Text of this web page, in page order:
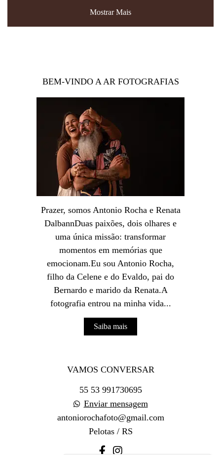
Mostrar Mais
BEM-VINDO A AR FOTOGRAFIAS
Prazer, somos Antonio Rocha e Renata
DalbannDuas paixões, dois olhares e
uma única missão: transformar
momentos em memórias que
emocionam.Eu sou Antonio Rocha,
filho da Celene e do Evaldo, pai do
Bernardo e marido da Renata.A
fotografia entrou na minha vida...
Saiba mais
VAMOS CONVERSAR
55 53 991730695
Enviar mensagem
antoniorochafoto@gmail.com
Pelotas / RS